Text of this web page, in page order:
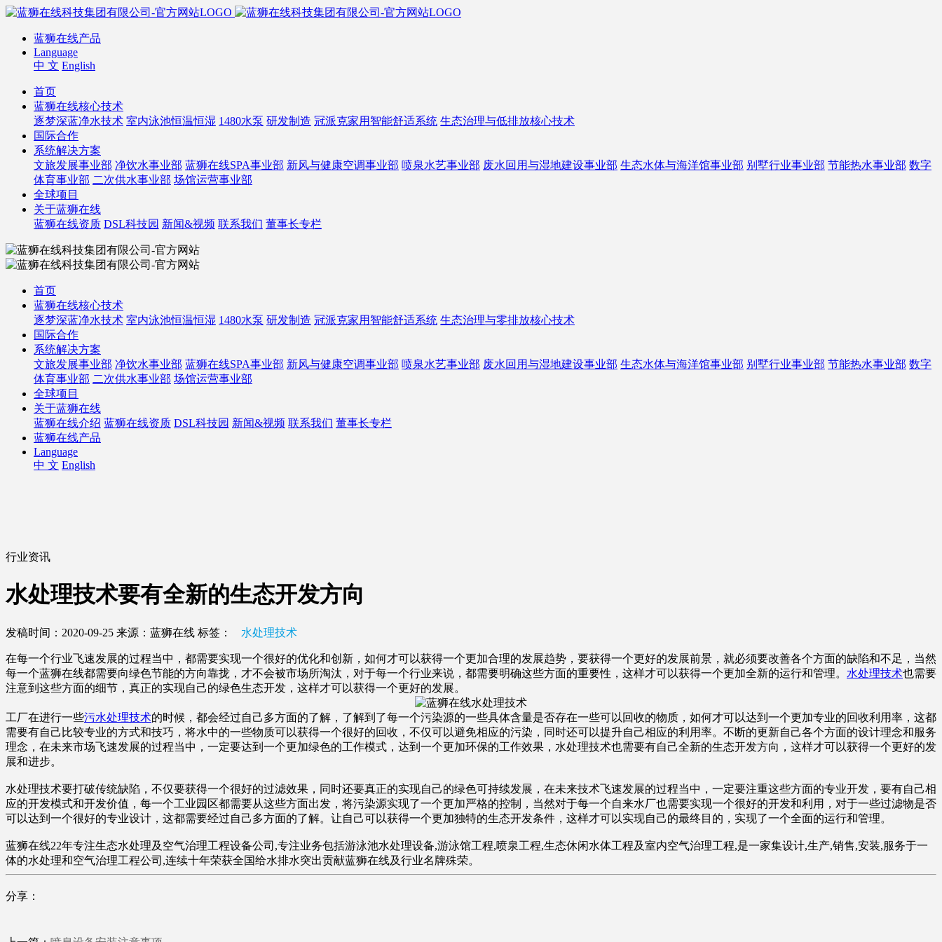
蓝狮在线产品
Language
中 文 English
首页
蓝狮在线核心技术
逐梦深蓝净水技术 室内泳池恒温恒湿 1480水泵 研发制造 冠派克家用智能舒适系统 生态治理与低排放核心技术
国际合作
系统解决方案
文旅发展事业部 净饮水事业部 蓝狮在线SPA事业部 新风与健康空调事业部 喷泉水艺事业部 废水回用与湿地建设事业部 生态水体与海洋馆事业部 别墅行业事业部 节能热水事业部 数字
体育事业部 二次供水事业部 场馆运营事业部
全球项目
关于蓝狮在线
蓝狮在线资质 DSL科技园 新闻&视频 联系我们 董事长专栏
首页
蓝狮在线核心技术
逐梦深蓝净水技术 室内泳池恒温恒湿 1480水泵 研发制造 冠派克家用智能舒适系统 生态治理与零排放核心技术
国际合作
系统解决方案
文旅发展事业部 净饮水事业部 蓝狮在线SPA事业部 新风与健康空调事业部 喷泉水艺事业部 废水回用与湿地建设事业部 生态水体与海洋馆事业部 别墅行业事业部 节能热水事业部 数字
体育事业部 二次供水事业部 场馆运营事业部
全球项目
关于蓝狮在线
蓝狮在线介绍 蓝狮在线资质 DSL科技园 新闻&视频 联系我们 董事长专栏
蓝狮在线产品
Language
中 文 English
行业资讯
水处理技术要有全新的生态开发方向
发稿时间：2020-09-25 来源：蓝狮在线 标签： 水处理技术
在每一个行业飞速发展的过程当中，都需要实现一个很好的优化和创新，如何才可以获得一个更加合理的发展趋势，要获得一个更好的发展前景，就必须要改善各个方面的缺陷和不足，当然
每一个蓝狮在线都需要向绿色节能的方向靠拢，才不会被市场所淘汰，对于每一个行业来说，都需要明确这些方面的重要性，这样才可以获得一个更加全新的运行和管理。 水处理技术也需要
注意到这些方面的细节，真正的实现自己的绿色生态开发，这样才可以获得一个更好的发展。
工厂在进行一些污水处理技术的时候，都会经过自己多方面的了解，了解到了每一个污染源的一些具体含量是否存在一些可以回收的物质，如何才可以达到一个更加专业的回收利用率，这都
需要有自己比较专业的方式和技巧，将水中的一些物质可以获得一个很好的回收，不仅可以避免相应的污染，同时还可以提升自己相应的利用率。不断的更新自己各个方面的设计理念和服务
理念，在未来市场飞速发展的过程当中，一定要达到一个更加绿色的工作模式，达到一个更加环保的工作效果，水处理技术也需要有自己全新的生态开发方向，这样才可以获得一个更好的发
展和进步。
水处理技术要打破传统缺陷，不仅要获得一个很好的过滤效果，同时还要真正的实现自己的绿色可持续发展，在未来技术飞速发展的过程当中，一定要注重这些方面的专业开发，要有自己相
应的开发模式和开发价值，每一个工业园区都需要从这些方面出发，将污染源实现了一个更加严格的控制，当然对于每一个自来水厂也需要实现一个很好的开发和利用，对于一些过滤物是否
可以达到一个很好的专业设计，这都需要经过自己多方面的了解。让自己可以获得一个更加独特的生态开发条件，这样才可以实现自己的最终目的，实现了一个全面的运行和管理。
蓝狮在线22年专注生态水处理及空气治理工程设备公司,专注业务包括游泳池水处理设备,游泳馆工程,喷泉工程,生态休闲水体工程及室内空气治理工程,是一家集设计,生产,销售,安装,服务于一
体的水处理和空气治理工程公司,连续十年荣获全国给水排水突出贡献蓝狮在线及行业名牌殊荣。
分享：